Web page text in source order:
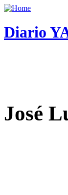
Diario
José